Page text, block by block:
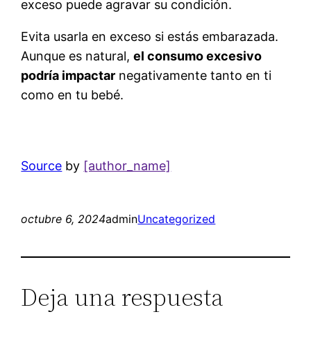
exceso puede agravar su condición.
Evita usarla en exceso si estás embarazada.
Aunque es natural,el consumo excesivo
podría impactar negativamente tanto en ti
como en tu bebé.
Source by [author_name]
octubre 6, 2024adminUncategorized
Deja una respuesta